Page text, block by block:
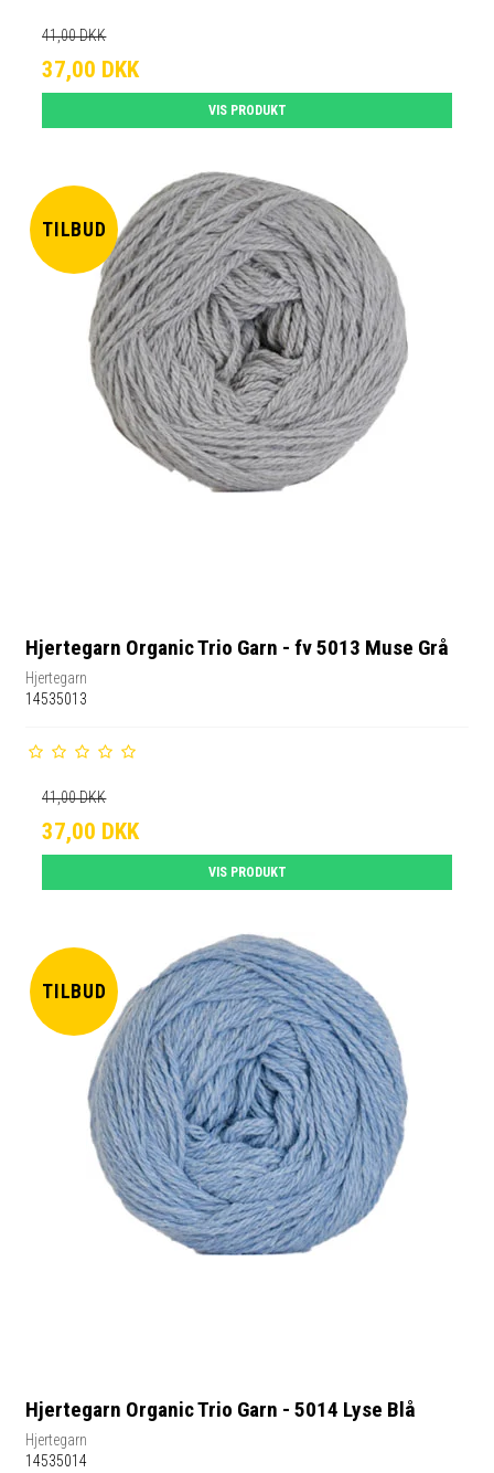
41,00 DKK
37,00 DKK
VIS PRODUKT
TILBUD
Hjertegarn Organic Trio Garn - fv 5013 Muse Grå
Hjertegarn
14535013
41,00 DKK
37,00 DKK
VIS PRODUKT
TILBUD
Hjertegarn Organic Trio Garn - 5014 Lyse Blå
Hjertegarn
14535014